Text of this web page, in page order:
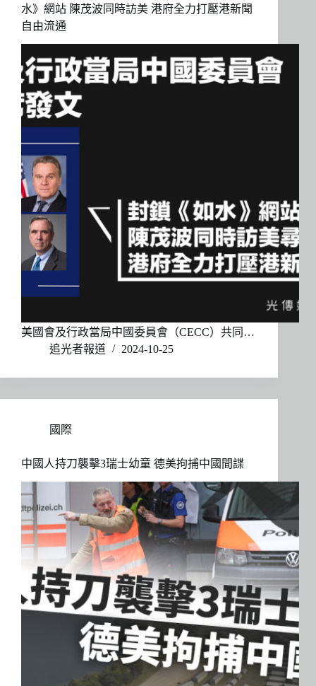
水》網站 陳茂波同時訪美 港府全力打壓港新聞
自由流通
美國會及行政當局中國委員會（CECC）共同…
追光者報道
2024-10-25
國際
中國人持刀襲擊3瑞士幼童 德美拘捕中國間諜